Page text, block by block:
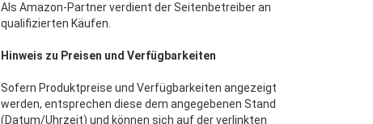
Als Amazon-Partner verdient der Seitenbetreiber an
qualifizierten Käufen.
Hinweis zu Preisen und Verfügbarkeiten
Sofern Produktpreise und Verfügbarkeiten angezeigt
werden, entsprechen diese dem angegebenen Stand
(Datum/Uhrzeit) und können sich auf der verlinkten